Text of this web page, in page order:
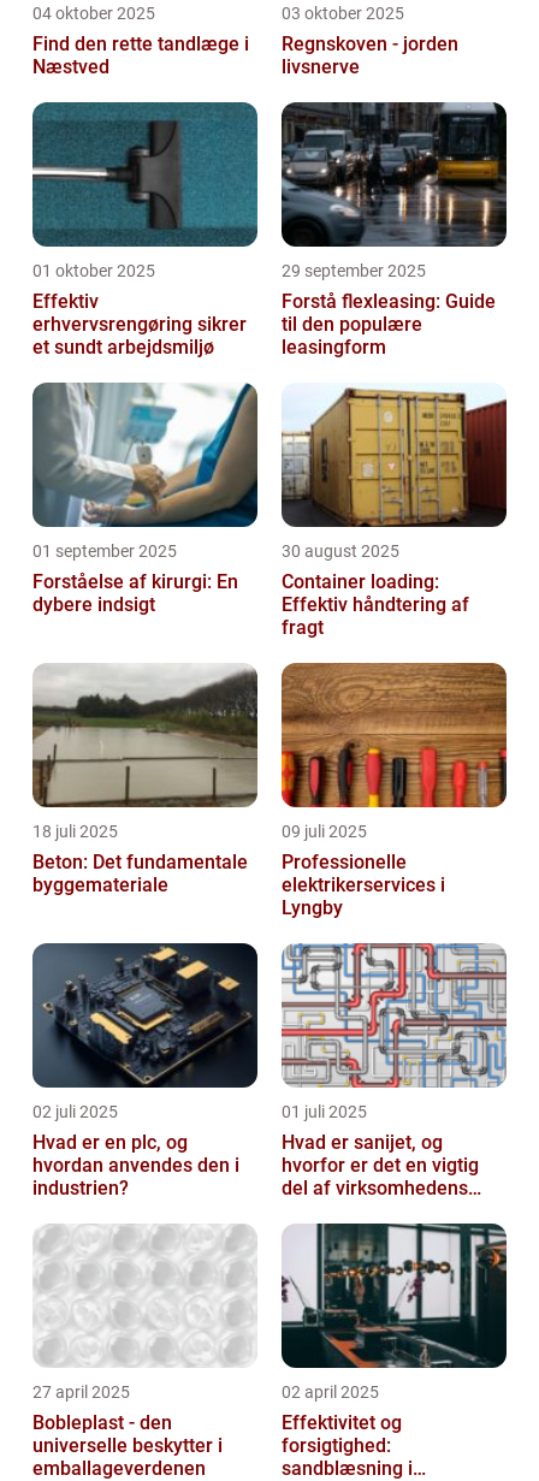
04 oktober 2025
Find den rette tandlæge i
Næstved
03 oktober 2025
Regnskoven - jorden
livsnerve
01 oktober 2025
Effektiv
erhvervsrengøring sikrer
et sundt arbejdsmiljø
29 september 2025
Forstå flexleasing: Guide
til den populære
leasingform
01 september 2025
Forståelse af kirurgi: En
dybere indsigt
30 august 2025
Container loading:
Effektiv håndtering af
fragt
18 juli 2025
Beton: Det fundamentale
byggemateriale
09 juli 2025
Professionelle
elektrikerservices i
Lyngby
02 juli 2025
Hvad er en plc, og
hvordan anvendes den i
industrien?
01 juli 2025
Hvad er sanijet, og
hvorfor er det en vigtig
del af virksomhedens
27 april 2025
Bobleplast - den
universelle beskytter i
emballageverdenen
02 april 2025
Effektivitet og
forsigtighed:
sandblæsning i